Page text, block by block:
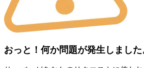
おっと！何か問題が発生しました